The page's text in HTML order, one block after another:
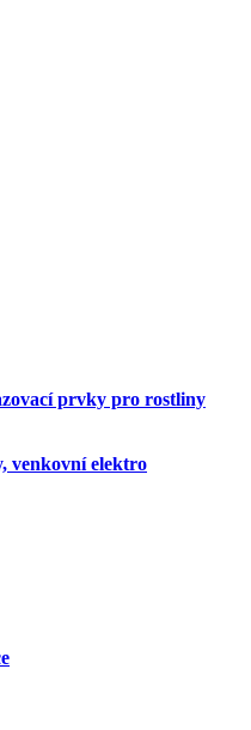
prvky pro rostliny
venkovní elektro